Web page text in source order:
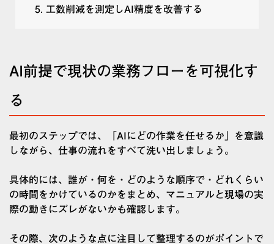
工数削減を測定しAI精度を改善する
AI前提で現状の業務フローを可視化す
る
最初のステップでは、「AIにどの作業を任せるか」を意識
しながら、仕事の流れをすべて洗い出しましょう。
具体的には、誰が・何を・どのような順序で・どれくらい
の時間をかけているのかをまとめ、マニュアルと現場の実
際の動きにズレがないかも確認します。
その際、次のような点に注目して整理するのがポイントで